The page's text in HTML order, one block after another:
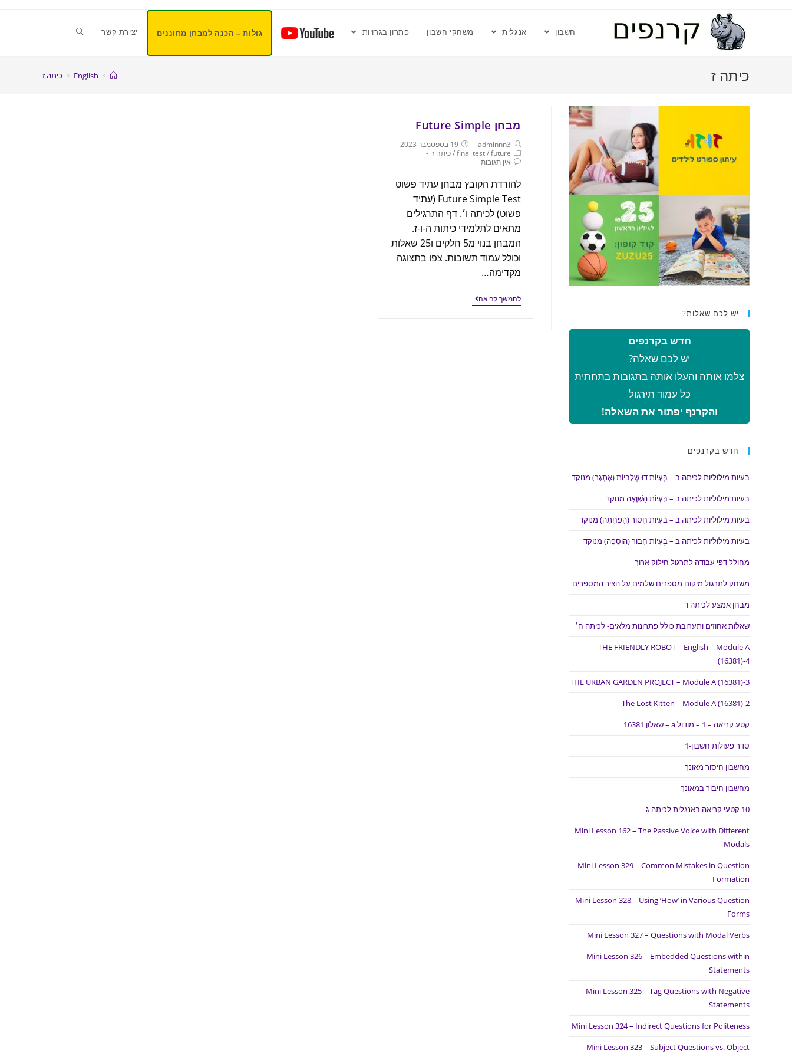
חשבון אנגלית משחקי חשבון פתרון בגרויות גולות – הכנה למבחן מחוננים יצירת קשר
כיתה ז >
English
> כיתה ז
מבחן Future Simple
adminnn3
19 בספטמבר 2023
final test/future
/כיתה ז
אין תגובות
להורדת הקובץ מבחן עתיד פשוט
Future Simple Test (עתיד
פשוט) לכיתה ו׳. דף התרגילים
מתאים לתלמידי כיתות ה-ו-ז.
המבחן בנוי מ5 חלקים ו25 שאלות
וכולל עמוד תשובות. צפו בתצוגה
מקדימה…
להמשך קריאה
יש לכם שאלות?
חדש בקרנפים
יש לכם שאלה?
צלמו אותה והעלו אותה בתגובות בתחתית
כל עמוד תירגול
והקרנף יפתור את השאלה!
חדש בקרנפים
בעיות מילוליות לכיתה ב – בְּעָיוֹת דּוּ-שְׁלָבִיּוֹת (אֶתְגָּר) מנוקד
בעיות מילוליות לכיתה ב – בְּעָיוֹת הַשְׁוָאָה מנוקד
בעיות מילוליות לכיתה ב – בְּעָיוֹת חִסּוּר (הַפְחָתָה) מנוקד
בעיות מילוליות לכיתה ב – בְּעָיוֹת חִבּוּר (הוֹסָפָה) מנוקד
מחולל דפי עבודה לתרגול חילוק ארוך
משחק לתרגול מיקום מספרים שלמים על הציר המספרים
מבחן אמצע לכיתה ד
שאלות אחוזים ותערובת כולל פתרונות מלאים- לכיתה ח׳
THE FRIENDLY ROBOT – English – Module A
(16381)-4
THE URBAN GARDEN PROJECT – Module A (16381)-3
The Lost Kitten – Module A (16381)-2
קטע קריאה – 1 – מודול a – שאלון 16381
סדר פעולות חשבון-1
מחשבון חיסור מאונך
מחשבון חיבור במאונך
10 קטעי קריאה באנגלית לכיתה ג
Mini Lesson 162 – The Passive Voice with Different
Modals
Mini Lesson 329 – Common Mistakes in Question
Formation
Mini Lesson 328 – Using ‘How’ in Various Question
Forms
Mini Lesson 327 – Questions with Modal Verbs
Mini Lesson 326 – Embedded Questions within
Statements
Mini Lesson 325 – Tag Questions with Negative
Statements
Mini Lesson 324 – Indirect Questions for Politeness
Mini Lesson 323 – Subject Questions vs. Object